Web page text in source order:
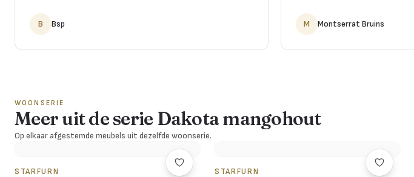
B Bsp M Montserrat Bruins
WOONSERIE
Meer uit de serie Dakota mangohout
Op elkaar afgestemde meubels uit dezelfde woonserie.
STARFURN STARFURN